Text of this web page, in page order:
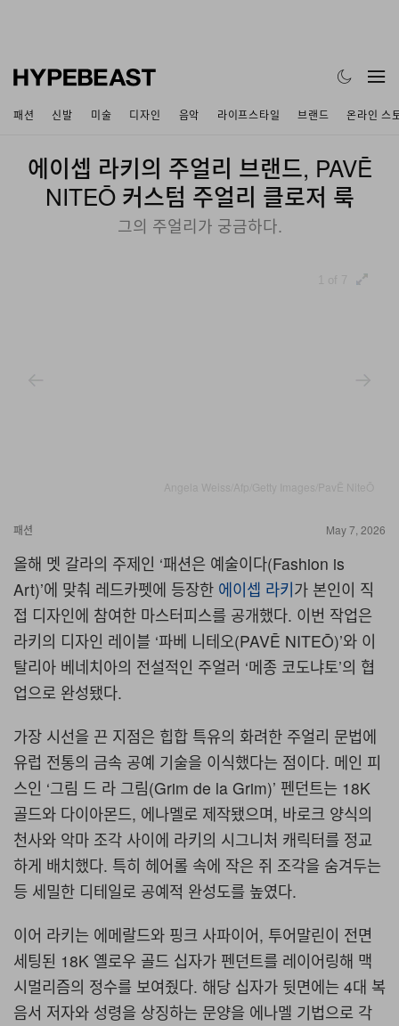
패션 신발 미술 디자인 음악 라이프스타일 브랜드 온라인 스
에이셉 라키의 주얼리 브랜드, PAVĒ
NITEŌ 커스텀 주얼리 클로저 룩
그의 주얼리가 궁금하다.
패션 May 7, 2026
올해 멧 갈라의 주제인 ‘패션은 예술이다(Fashion is
Art)’에 맞춰 레드카펫에 등장한 에이셉 라키가 본인이 직
접 디자인에 참여한 마스터피스를 공개했다. 이번 작업은
라키의 디자인 레이블 ‘파베 니테오(PAVĒ NITEŌ)’와 이
탈리아 베네치아의 전설적인 주얼러 ‘메종 코도냐토’의 협
업으로 완성됐다.
가장 시선을 끈 지점은 힙합 특유의 화려한 주얼리 문법에
유럽 전통의 금속 공예 기술을 이식했다는 점이다. 메인 피
스인 ‘그림 드 라 그림(Grim de la Grim)’ 펜던트는 18K
골드와 다이아몬드, 에나멜로 제작됐으며, 바로크 양식의
천사와 악마 조각 사이에 라키의 시그니처 캐릭터를 정교
하게 배치했다. 특히 헤어롤 속에 작은 쥐 조각을 숨겨두는
등 세밀한 디테일로 공예적 완성도를 높였다.
이어 라키는 에메랄드와 핑크 사파이어, 투어말린이 전면
세팅된 18K 옐로우 골드 십자가 펜던트를 레이어링해 맥
시멀리즘의 정수를 보여줬다. 해당 십자가 뒷면에는 4대 복
음서 저자와 성령을 상징하는 문양을 에나멜 기법으로 각